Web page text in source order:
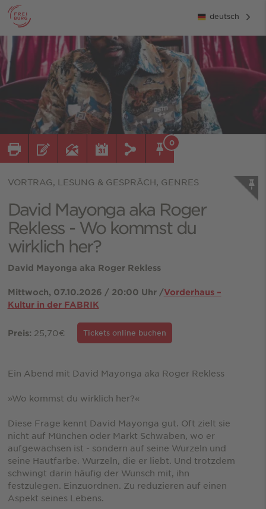
deutsch
0
VORTRAG, LESUNG & GESPRÄCH, GENRES
David Mayonga aka Roger
Rekless - Wo kommst du
wirklich her?
David Mayonga aka Roger Rekless
Mittwoch, 07.10.2026 / 20:00 Uhr /Vorderhaus –
Kultur in der FABRIK
Preis: 25,70€ Tickets online buchen
Ein Abend mit David Mayonga aka Roger Rekless
»Wo kommst du wirklich her?«
Diese Frage kennt David Mayonga gut. Oft zielt sie
nicht auf München oder Markt Schwaben, wo er
aufgewachsen ist - sondern auf seine Wurzeln und
seine Hautfarbe. Wurzeln, die er liebt. Und trotzdem
schwingt darin häufig der Wunsch mit, ihn
festzulegen. Einzuordnen. Zu reduzieren auf einen
Aspekt seines Lebens.